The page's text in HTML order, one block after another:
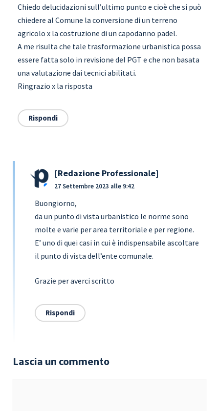
Chiedo delucidazioni sull’ultimo punto e cioè che si può
chiedere al Comune la conversione di un terreno
agricolo x la costruzione di un capodanno padel.
A me risulta che tale trasformazione urbanistica possa
essere fatta solo in revisione del PGT e che non basata
una valutazione dai tecnici abilitati.
Ringrazio x la risposta
Rispondi
Redazione Professionale
27 Settembre 2023 alle 9:42
Buongiorno,
da un punto di vista urbanistico le norme sono
molte e varie per area territoriale e per regione.
E’ uno di quei casi in cui è indispensabile ascoltare
il punto di vista dell’ente comunale.
Grazie per averci scritto
Rispondi
Lascia un commento